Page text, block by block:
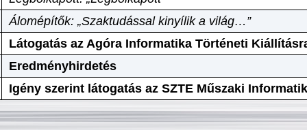
Álomépítők: „Szaktudással kinyílik a világ…”
Látogatás az Agóra Informatika Történeti
Eredményhirdetés
Igény szerint látogatás az SZTE Műszaki